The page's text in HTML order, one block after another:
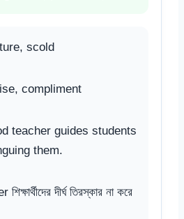
scold
compliment
teacher guides students
them.
দীর্ঘ তিরস্কার না করে